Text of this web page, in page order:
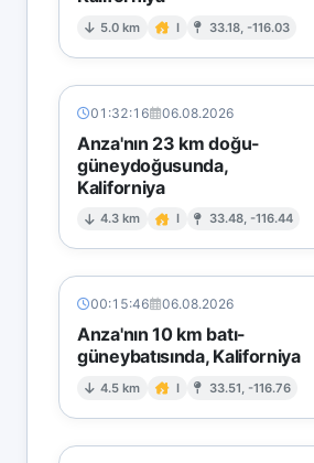
5.0 km I 33.18, -116.03
01:32:16 06.08.2026
Anza'nın 23 km doğu-
güneydoğusunda,
Kaliforniya
4.3 km I 33.48, -116.44
00:15:46 06.08.2026
Anza'nın 10 km batı-
güneybatısında, Kaliforniya
4.5 km I 33.51, -116.76